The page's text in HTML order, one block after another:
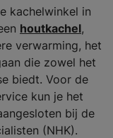
kachelwinkel in
houtkachel,
verwarming, het
die zowel het
biedt. Voor de
kun je het
bij de
(NHK).